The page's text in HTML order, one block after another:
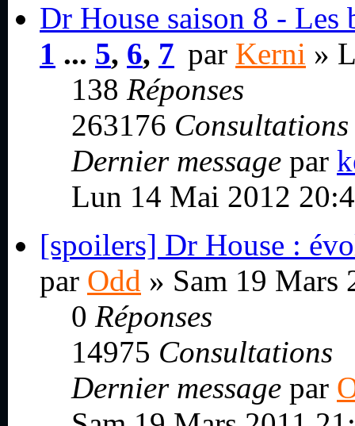
Dr House saison 8 - Les
1 ... 5, 6, 7 par Kerni »
138 Réponses
263176 Consultations
Dernier message par
Lun 14 Mai 2012
[spoilers] Dr House :
par Odd » Sam 19 Mars
0 Réponses
14975 Consultations
Dernier message par